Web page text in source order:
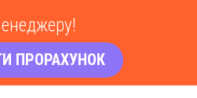
ПРОРАХУНОК